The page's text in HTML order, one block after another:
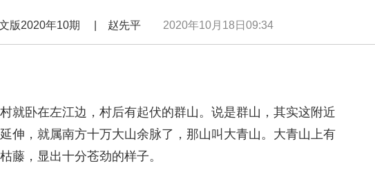
文版2020年10期 | 赵先平 2020年10月18日09:34
就卧在左江边，村后有起伏的群山。说是群山，其实这附近
伸，就属南方十万大山余脉了，那山叫大青山。大青山上有
藤，显出十分苍劲的样子。